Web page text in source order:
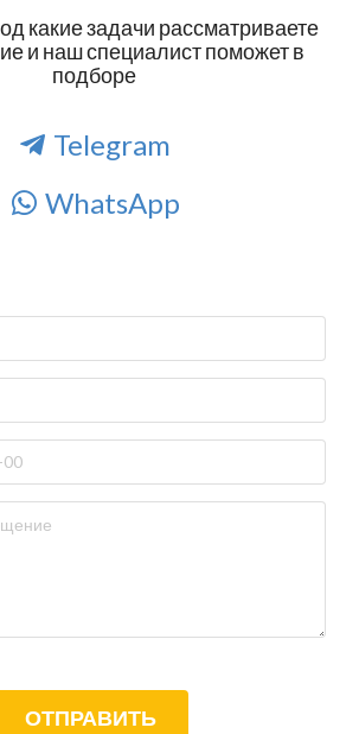
какие задачи рассматриваете
и наш специалист поможет в
подборе
Telegram
WhatsApp